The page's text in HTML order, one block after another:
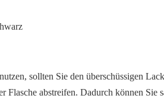
sollten Sie den überschüssigen
Flasche abstreifen. Dadurch können Sie